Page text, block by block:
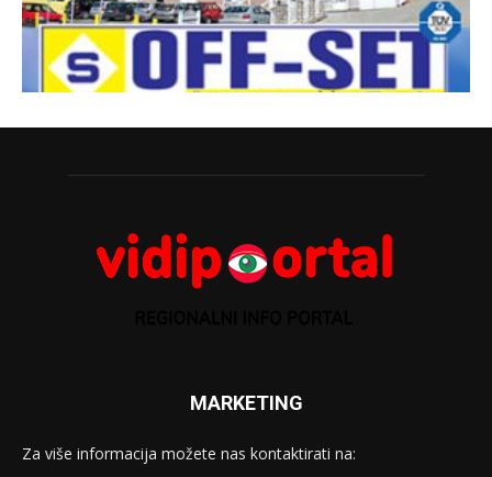
MARKETING
Za više informacija možete nas kontaktirati na: